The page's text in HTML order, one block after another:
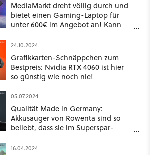
MediaMarkt dreht völlig durch und
bietet einen Gaming-Laptop für
unter 600€ im Angebot an! Kann
24.10.2024
Grafikkarten-Schnäppchen zum
Bestpreis: Nvidia RTX 4060 ist hier
so günstig wie noch nie!
05.07.2024
Qualität Made in Germany:
Akkusauger von Rowenta sind so
beliebt, dass sie im Superspar-
16.04.2024